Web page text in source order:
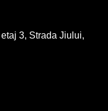
3, Strada Jiului,